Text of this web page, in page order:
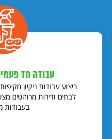
עבודה חד
ביצוע עבודות ניקיון
לבתים ודירות מרוהטים
בעבודות